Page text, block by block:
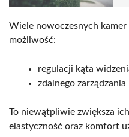
Wiele nowoczesnych
możliwość:
regulacji kąta
zdalnego
To niewątpliwie zwiększa
elastyczność oraz komfort